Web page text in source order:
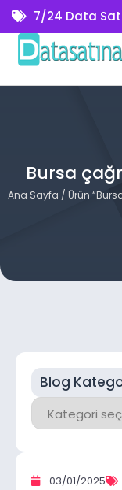
7/24 Data
Bursa
Ana Sayfa / Ürün
Blog
03/01/2025